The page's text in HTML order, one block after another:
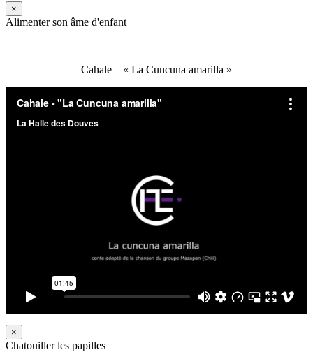
×
Alimenter son âme d'enfant
Cahale – « La Cuncuna amarilla »
×
Chatouiller les papilles